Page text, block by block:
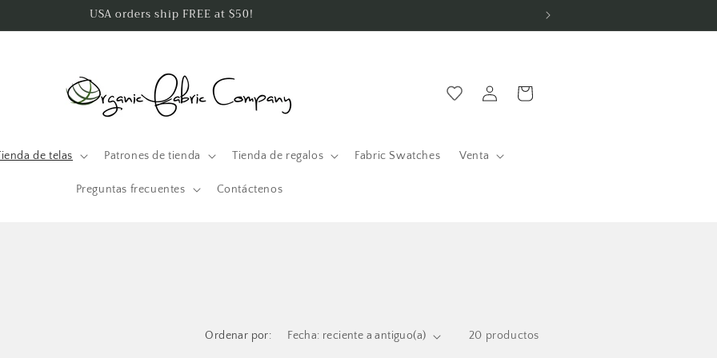
USA orders ship FREE at $50!
de telas Patrones de tienda Tienda de regalos Fabric Swatches Venta
Preguntas frecuentes Contáctenos
sesión
Carrito
Ordenar por: 20 productos